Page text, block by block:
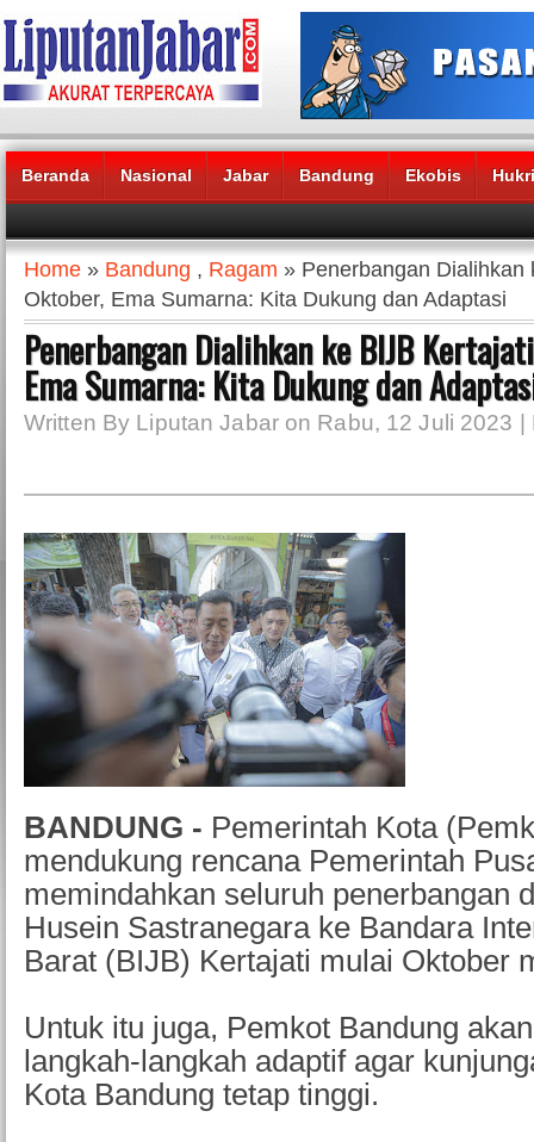
Beranda Nasional Jabar Bandung Ekobis
Headlines News :
Home » Bandung , Ragam » Penerbangan
Oktober, Ema Sumarna: Kita Dukung dan Adaptasi
Penerbangan Dialihkan ke BIJB
Ema Sumarna: Kita Dukung dan
Written By Liputan Jabar on Rabu, 12 Juli 2023
BANDUNG - Pemerintah Kota
mendukung rencana Pemerintah
memindahkan seluruh penerbangan
Husein Sastranegara ke Bandara
Barat (BIJB) Kertajati mulai Oktober
Untuk itu juga, Pemkot Bandung
langkah-langkah adaptif agar
Kota Bandung tetap tinggi.